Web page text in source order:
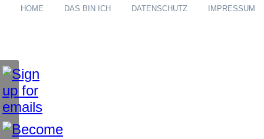
HOME DAS BIN ICH DATENSCHUTZ IMPRESSUM